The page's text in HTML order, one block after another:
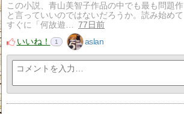
この小説、青山美智子作品の中でも最も問題作
と言っていいのではないだろうか。読み始めて
すぐに「何故遊…
77日前
いいね！
1 aslan